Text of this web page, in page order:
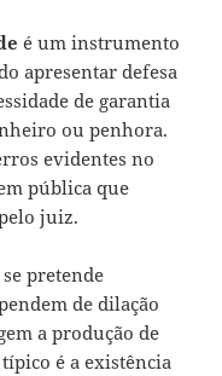
é um instrumento
apresentar defesa
de garantia
ou penhora.
evidentes no
pública que
juiz.
pretende
de dilação
a produção de
é a existência